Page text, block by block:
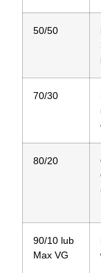
50/50
70/30
80/20
90/10 lub
Max VG